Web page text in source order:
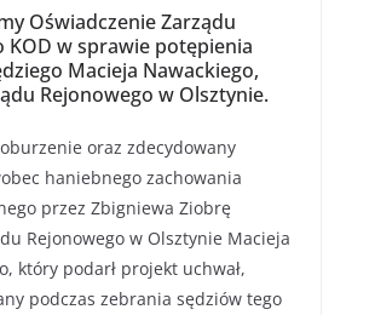
Oświadczenie Zarządu
KOD w sprawie potępienia
Macieja Nawackiego,
Rejonowego w Olsztynie.
oraz zdecydowany
haniebnego zachowania
przez Zbigniewa Ziobrę
Rejonowego w Olsztynie Macieja
który podarł projekt uchwał,
podczas zebrania sędziów tego